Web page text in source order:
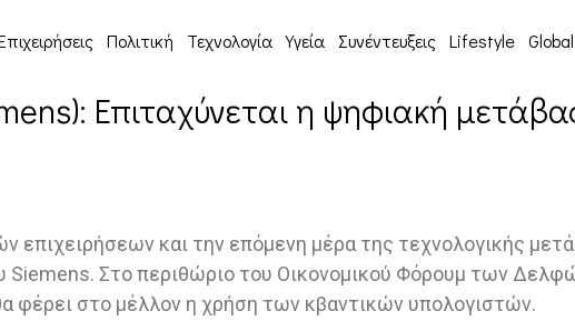
Πολιτική Τεχνολογία Υγεία Συνέντευξεις Lifestyle
Επιταχύνεται η ψηφιακή
επιχειρήσεων και την επόμενη μέρα της τεχνολογικής
Siemens. Στο περιθώριο του Οικονομικού Φόρουμ των
φέρει στο μέλλον η χρήση των κβαντικών υπολογιστών.